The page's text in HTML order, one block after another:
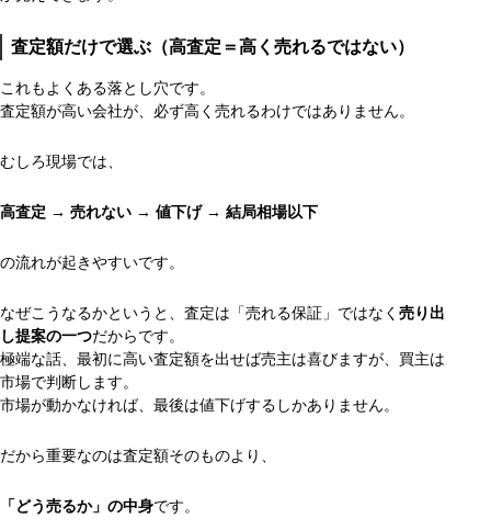
査定額だけで選ぶ（高査定＝高く売れるではない）
これもよくある落とし穴です。
査定額が高い会社が、必ず高く売れるわけではありません。
むしろ現場では、
高査定 → 売れない → 値下げ → 結局相場以下
の流れが起きやすいです。
なぜこうなるかというと、査定は「売れる保証」ではなく 売り出
し提案の一つだからです。
極端な話、最初に高い査定額を出せば売主は喜びますが、買主は
市場で判断します。
市場が動かなければ、最後は値下げするしかありません。
だから重要なのは査定額そのものより、
「どう売るか」の中身です。